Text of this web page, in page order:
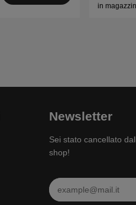
in
Newsletter
Sei stato cancellato
shop!